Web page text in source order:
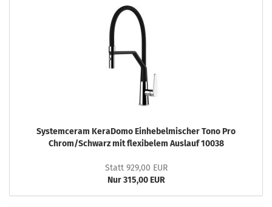
Systemceram KeraDomo Einhebelmischer Tono Pro
Chrom/Schwarz mit flexibelem Auslauf 10038
Statt 929,00 EUR
Nur 315,00 EUR